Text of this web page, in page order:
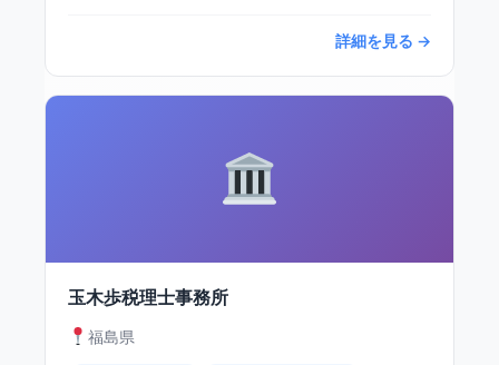
詳細を見る →
玉木歩税理士事務所
福島県